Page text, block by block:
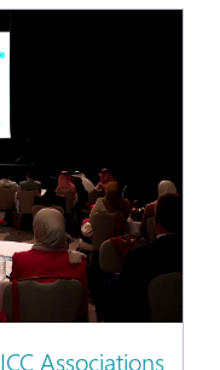
ICC Associations